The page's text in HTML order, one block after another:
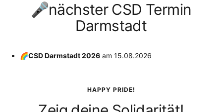
🎤nächster CSD Termin
Darmstadt
🌈CSD Darmstadt 2026 am 15.08.2026
HAPPY PRIDE!